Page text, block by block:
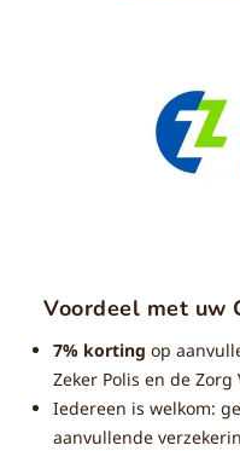
Voordeel met uw
7% korting op
Zeker Polis en de Zorg
Iedereen is welkom:
aanvullende